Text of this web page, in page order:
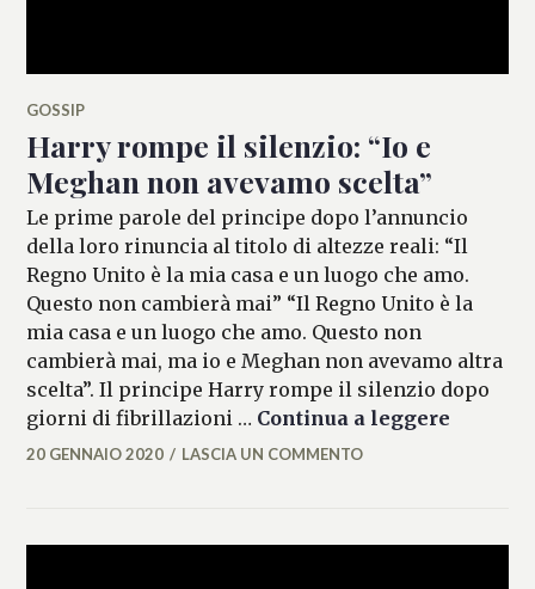
GOSSIP
Harry rompe il silenzio: “Io e
Meghan non avevamo scelta”
Le prime parole del principe dopo l’annuncio
della loro rinuncia al titolo di altezze reali: “Il
Regno Unito è la mia casa e un luogo che amo.
Questo non cambierà mai” “Il Regno Unito è la
mia casa e un luogo che amo. Questo non
cambierà mai, ma io e Meghan non avevamo altra
scelta”. Il principe Harry rompe il silenzio dopo
giorni di fibrillazioni … Continua a leggere
MATTEO
20 GENNAIO 2020 LASCIA UN COMMENTO